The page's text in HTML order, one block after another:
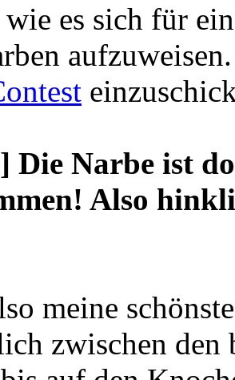
wie es sich für
Die Narbe ist
Also
meine
zwischen den